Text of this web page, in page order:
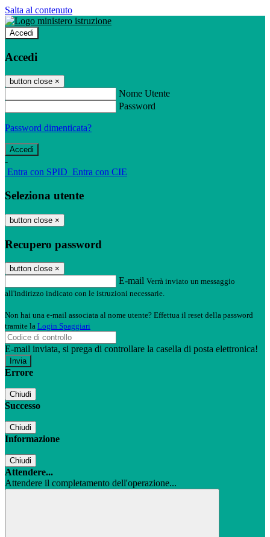
Salta al contenuto
Accedi
Accedi
button close ×
Nome Utente
Password
Password dimenticata?
-
Entra con SPID Entra con CIE
Seleziona utente
button close ×
Recupero password
button close ×
E-mail Verrà inviato un messaggio
all'indirizzo indicato con le istruzioni necessarie.
Non hai una e-mail associata al nome utente? Effettua il reset della password
tramite la Login Spaggiari
E-mail inviata, si prega di controllare la casella di posta elettronica!
Errore
Chiudi
Successo
Chiudi
Informazione
Chiudi
Attendere...
Attendere il completamento dell'operazione...